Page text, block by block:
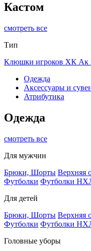
Кастом
смотреть все
Тип
Клюшки игроков ХК Ак
Одежда
Аксессуары и
Атрибутика
Одежда
смотреть все
Для мужчин
Брюки, Шорты Верхняя
Футболки Футболки
Для детей
Брюки, Шорты Верхняя
Футболки Футболки
Головные уборы